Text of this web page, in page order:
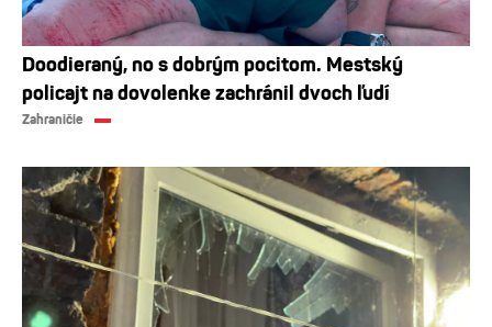
Doodieraný, no s dobrým pocitom. Mestský
policajt na dovolenke zachránil dvoch ľudí
Zahraničie